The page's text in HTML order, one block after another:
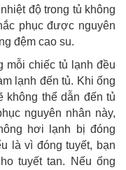
độ trong tủ không
phục được nguyên
đệm cao su.
mỗi chiếc tủ lạnh đều
lạnh đến tủ. Khi ống
không thể dẫn đến tủ
nguyên nhân này,
hơi lạnh bị đóng
là vì đóng tuyết, bạn
tuyết tan. Nếu ống